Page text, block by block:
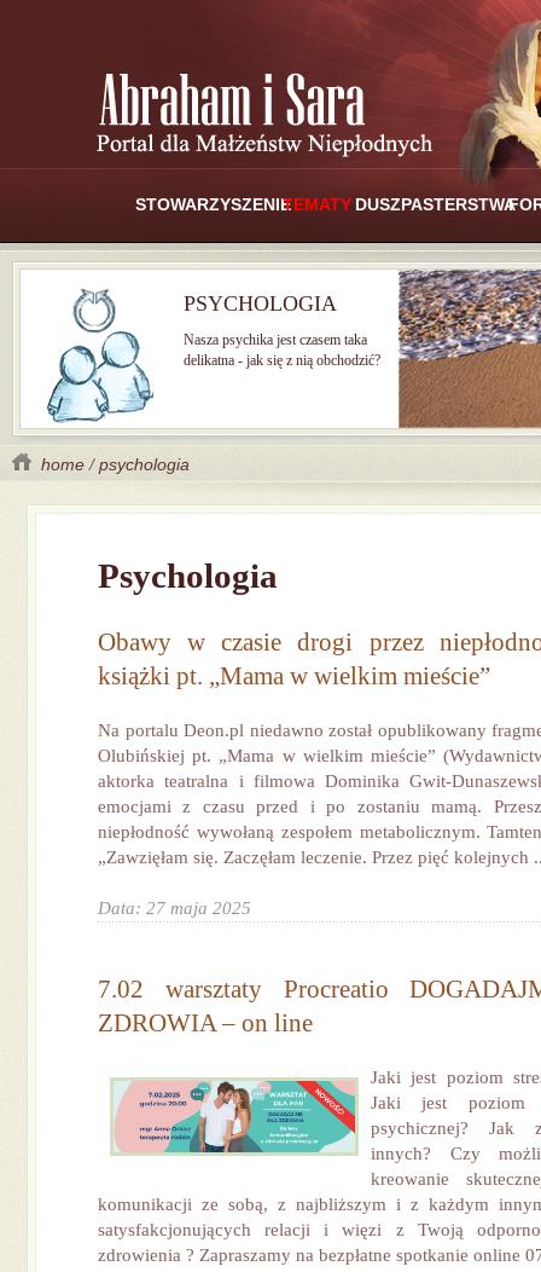
STOWARZYSZENIETEMATY DUSZPASTERSTWA
PSYCHOLOGIA
Nasza psychika jest czasem taka
delikatna - jak się z nią obchodzić?
home /psychologia
Psychologia
Obawy w czasie drogi przez
książki pt. „Mama w wielkim mieście”
Na portalu Deon.pl niedawno został opublikowany
Olubińskiej pt. „Mama w wielkim mieście”
aktorka teatralna i filmowa Dominika Gwit-
emocjami z czasu przed i po zostaniu mamą.
niepłodność wywołaną zespołem metabolicznym.
„Zawzięłam się. Zaczęłam leczenie. Przez pięć kolejnych
Data: 27 maja 2025
7.02 warsztaty Procreatio
ZDROWIA – on line
Jaki jest poziom
Jaki jest poziom
psychicznej? Jak
innych? Czy
kreowanie
komunikacji ze sobą, z najbliższym i z każdym
satysfakcjonujących relacji i więzi z Twoją
zdrowienia ? Zapraszamy na bezpłatne spotkanie online